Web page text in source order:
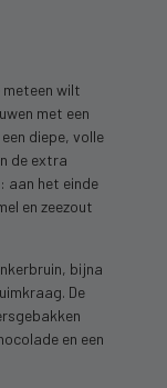
meteen wilt
met een
diepe, volle
de extra
aan het einde
en zeezout
bijna
De
en een